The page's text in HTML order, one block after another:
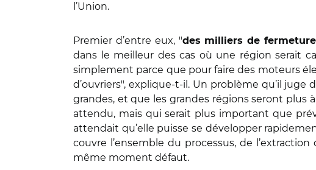
l’Union.
Premier d’entre eux, "des milliers de
dans le meilleur des cas où une région serait
simplement parce que pour faire des moteurs
d’ouvriers", explique-t-il. Un problème qu’il
grandes, et que les grandes régions seront plus
attendu, mais qui serait plus important que
attendait qu’elle puisse se développer
couvre l’ensemble du processus, de
même moment défaut.